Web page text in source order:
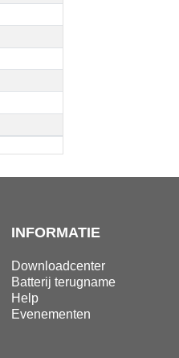
INFORMATIE
Downloadcenter
Batterij terugname
Help
Evenementen